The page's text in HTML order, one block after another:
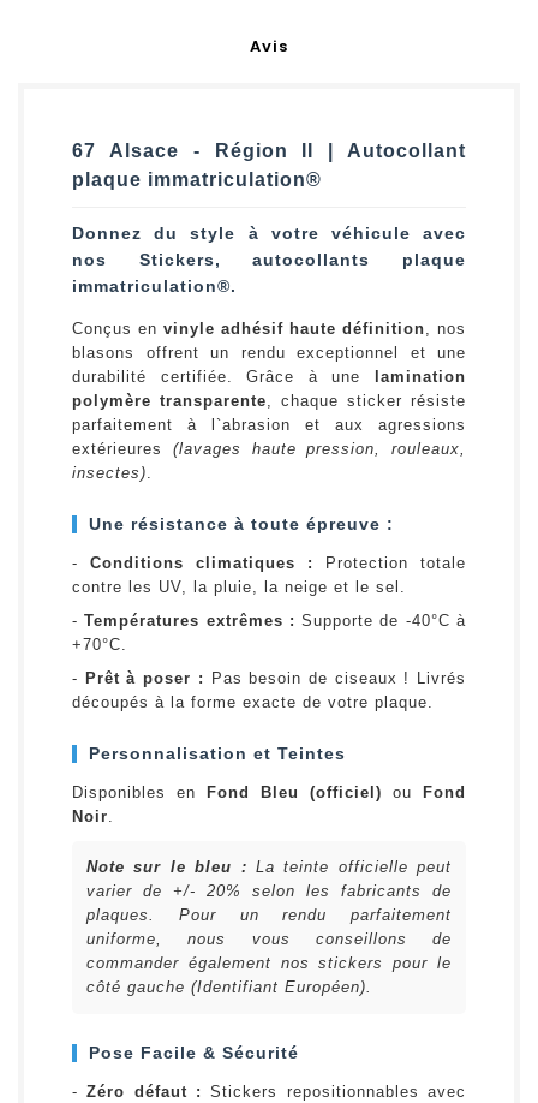
Avis
67 Alsace - Région II | Autocollant
plaque immatriculation®
Donnez du style à votre véhicule avec
nos Stickers, autocollants plaque
immatriculation®.
Conçus en vinyle adhésif haute définition, nos
blasons offrent un rendu exceptionnel et une
durabilité certifiée. Grâce à une
lamination
polymère transparente, chaque sticker résiste
parfaitement à l`abrasion et aux agressions
extérieures (lavages haute pression, rouleaux,
insectes).
Une résistance à toute épreuve :
- Conditions climatiques :
Protection totale
contre les UV, la pluie, la neige et le sel.
-Températures extrêmes : Supporte de -40°C à
+70°C.
- Prêt à poser :
Pas besoin de ciseaux ! Livrés
découpés à la forme exacte de votre plaque.
Personnalisation et Teintes
Disponibles en Fond Bleu (officiel) ou
Fond
Noir.
Note sur le bleu : La teinte officielle peut
varier de +/- 20% selon les fabricants de
plaques. Pour un rendu parfaitement
uniforme, nous vous conseillons de
commander également nos stickers pour le
côté gauche (Identifiant Européen).
Pose Facile & Sécurité
-Zéro défaut : Stickers repositionnables avec